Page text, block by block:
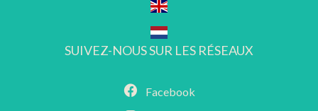
SUIVEZ-NOUS SUR LES RÉSEAUX
Facebook